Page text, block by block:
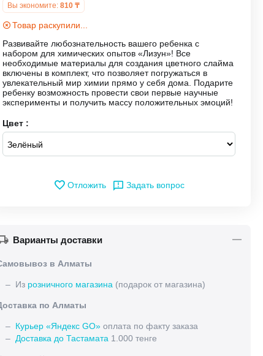
Вы экономите: 810 ₸
Товар раскупили...
Развивайте любознательность вашего ребенка с
набором для химических опытов «Лизун»! Все
необходимые материалы для создания цветного слайма
включены в комплект, что позволяет погружаться в
увлекательный мир химии прямо у себя дома. Подарите
ребенку возможность провести свои первые научные
эксперименты и получить массу положительных эмоций!
Цвет :
Отложить Задать вопрос
Варианты доставки
в Алматы
– Из розничного магазина (подарок от магазина)
по Алматы
– Курьер «Яндекс GO» оплата по факту заказа
– Доставка до Тастамата 1.000 тенге